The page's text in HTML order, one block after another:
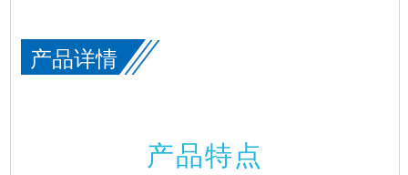
产品详情
产品特点